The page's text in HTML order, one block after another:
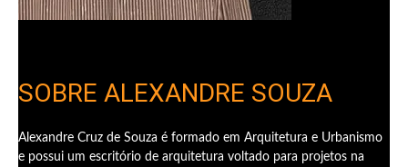
SOBRE ALEXANDRE SOUZA
Alexandre Cruz de Souza é formado em Arquitetura e Urbanismo
e possui um escritório de arquitetura voltado para projetos na